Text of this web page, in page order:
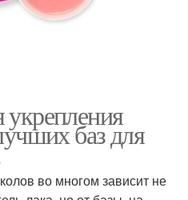
баз для
во многом зависит не